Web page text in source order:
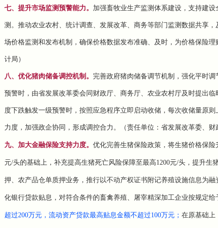
七、提升市场监测预警能力。 加强畜牧业生产监测体系建设，支持建
测。推动农业农村、统计调查、发展改革、商务等部门监测数据共享
场价格监测和发布机制，确保价格数据发布准确、及时，为价格保险
计局）
八、优化猪肉储备调控机制。 完善政府猪肉储备调节机制，强化平时
预警时，由省发展改革委会同财政厅、商务厅、农业农村厅及时提出
度下跌触发一级预警时，按照应急程序立即启动收储，每次收储量原
力度，加强政企协同，形成调控合力。（责任单位：省发展改革委、
九、加大金融保险支持力度。 优化完善生猪保险政策，将生猪价格保
元/头的基础上，补充提高生猪死亡风险保障至最高1200元/头，提升
押、农产品仓单质押业务，推行以不动产权证书附记养殖设施信息为
化银行贷款贴息，对符合条件的畜禽养殖、屠宰精深加工企业按规定
超过200万元，流动资产贷款最高贴息金额不超过100万元； 在原基础上